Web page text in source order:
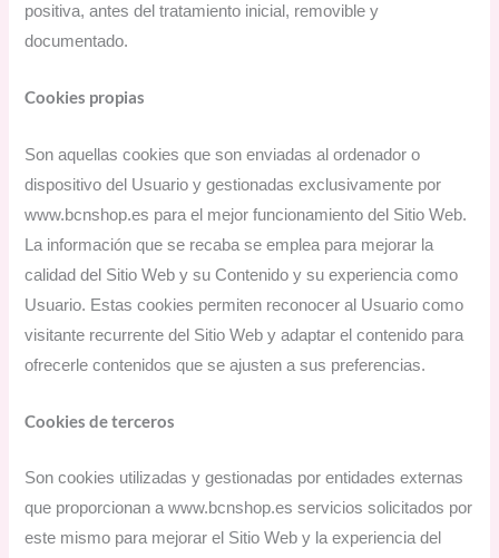
positiva, antes del tratamiento inicial, removible y
documentado.
Cookies propias
Son aquellas cookies que son enviadas al ordenador o
dispositivo del Usuario y gestionadas exclusivamente por
www.bcnshop.es para el mejor funcionamiento del Sitio Web.
La información que se recaba se emplea para mejorar la
calidad del Sitio Web y su Contenido y su experiencia como
Usuario. Estas cookies permiten reconocer al Usuario como
visitante recurrente del Sitio Web y adaptar el contenido para
ofrecerle contenidos que se ajusten a sus preferencias.
Cookies de terceros
Son cookies utilizadas y gestionadas por entidades externas
que proporcionan a www.bcnshop.es servicios solicitados por
este mismo para mejorar el Sitio Web y la experiencia del